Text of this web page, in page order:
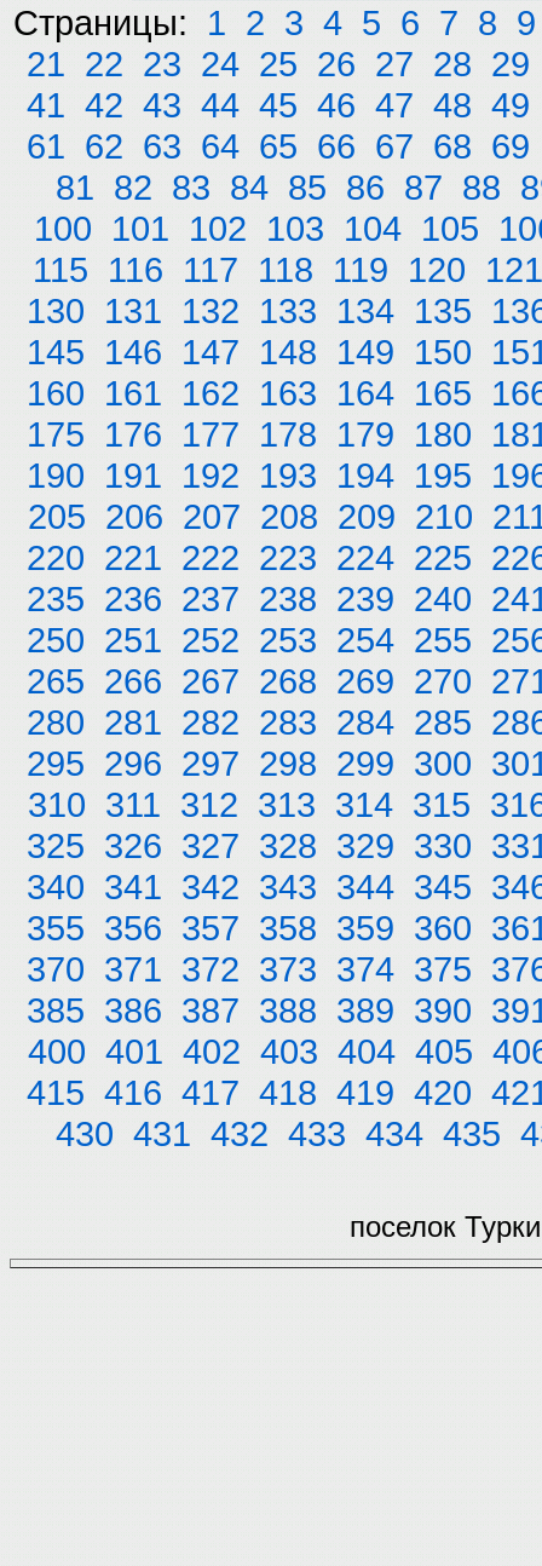
Страницы: 1 2 3 4 5 6 7 8 9
21 22 23 24 25 26 27 28 29
41 42 43 44 45 46 47 48 49
61 62 63 64 65 66 67 68 69
81 82 83 84 85 86 87 88
100 101 102 103 104 105
115 116 117 118 119 120 121
130 131 132 133 134 135
145 146 147 148 149 150
160 161 162 163 164 165
175 176 177 178 179 180
190 191 192 193 194 195
205 206 207 208 209 210
220 221 222 223 224 225
235 236 237 238 239 240
250 251 252 253 254 255
265 266 267 268 269 270
280 281 282 283 284 285
295 296 297 298 299 300
310 311 312 313 314 315
325 326 327 328 329 330
340 341 342 343 344 345
355 356 357 358 359 360
370 371 372 373 374 375
385 386 387 388 389 390
400 401 402 403 404 405
415 416 417 418 419 420
430 431 432 433 434 435
поселок